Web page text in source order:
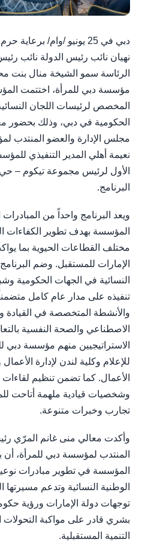
دبي في 25 يونيو /وام/
نهيان نائب رئيس الدولة نائب
الرئاسة سمو الشيخة منال بنت
مؤسسة دبي للمرأة، اختتمت
المخصص لرئيسات اللجان
الحكومية في دبي، وذلك بحضور
مجلس الإدارة والعضو المنتدب
نعيمة أهلي المدير التنفيذي
الأول لرئيس مجموعة تيكوم –
البرنامج.
ويعد البرنامج واحداً من المبادرات
المؤسسة بهدف تطوير الكفاءات
مختلف القطاعات الحيوية بما
النسائية في الجهات الحكومية
تنفيذه على مدار عام كامل
والأنشطة المتخصصة في القيادة
الاصطناعي والصحة النفسية
الاستراتيجيين منهم مؤسسة دبي
للإعلام وكلية لندن لإدارة
الأعمال. كما تضمن تنظيم
وشخصيات قيادية ملهمة أتاحت
تجارب وخبرات متنوعة.
وأكدت معالي منى غانم المرّي
المنتدب لمؤسسة دبي للمرأة،
المؤسسة في تطوير مبادرات
الوطنية النسائية وتدعم مسيرتها
توجهات دولة الإمارات ورؤية
بشري قادر على مواكبة
التنمية المستقبلية.